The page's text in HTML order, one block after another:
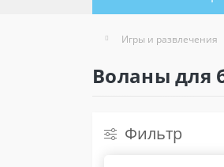
Игры и развлечения
Воланы для
Фильтр